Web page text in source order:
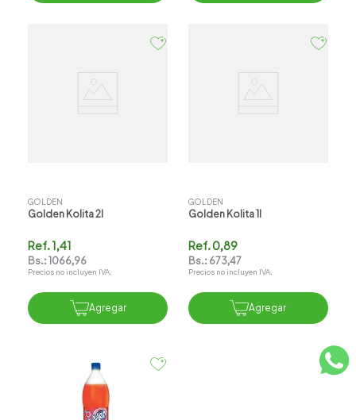
GOLDEN
Golden Kolita 2l
Ref.1,41
Bs.:1066,96
Precios no incluyen IVA.
Agregar
GOLDEN
Golden Kolita 1l
Ref.0,89
Bs.: 673,47
Precios no incluyen IVA.
Agregar